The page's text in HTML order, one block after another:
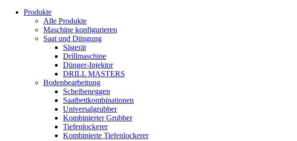
Produkte
Alle Produkte
Maschine konfigurieren
Saat und Düngung
Sägerät
Drillmaschine
Dünger-Injektor
DRILL MASTERS
Bodenbearbeitung
Scheibeneggen
Saatbettkombinationen
Universalgrubber
Kombinierter Grubber
Tiefenlockerer
Kombinierte Tiefenlockerer